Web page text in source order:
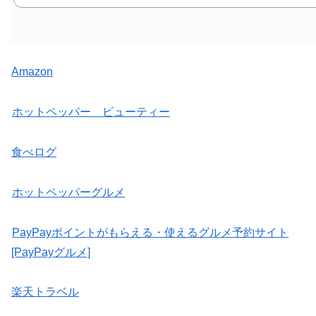
Amazon
ホットペッパー ビューティー
食べログ
ホットペッパーグルメ
PayPayポイントがもらえる・使えるグルメ予約サイト
[PayPayグルメ]
楽天トラベル